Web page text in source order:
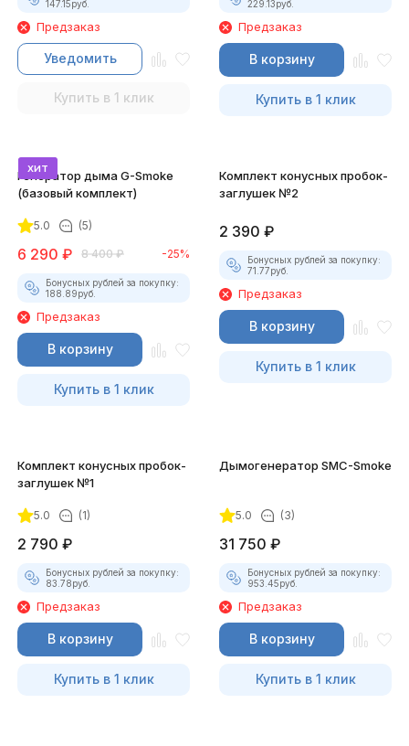
147.15руб.
Предзаказ
Уведомить
Купить в 1 клик
229.13руб.
Предзаказ
В корзину
Купить в 1 клик
хит
Генератор дыма G-Smoke
(базовый комплект)
5.0 (5)
6 290 ₽ 8 400 ₽ -25%
Бонусных рублей за покупку:
188.89руб.
Предзаказ
В корзину
Купить в 1 клик
Комплект конусных пробок-
заглушек №2
2 390 ₽
Бонусных рублей за покупку:
71.77руб.
Предзаказ
В корзину
Купить в 1 клик
Комплект конусных пробок-
заглушек №1
5.0 (1)
2 790 ₽
Бонусных рублей за покупку:
83.78руб.
Предзаказ
В корзину
Купить в 1 клик
Дымогенератор SMC-Smoke
5.0 (3)
31 750 ₽
Бонусных рублей за покупку:
953.45руб.
Предзаказ
В корзину
Купить в 1 клик